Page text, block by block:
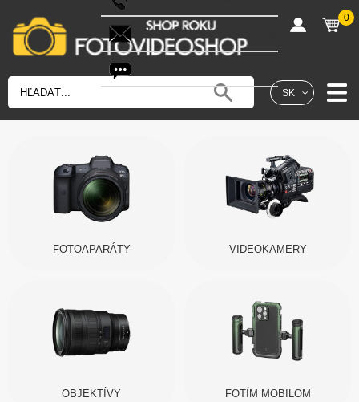
SK
shop@fotovideoshop.sk
0
FOTOAPARÁTY VIDEOKAMERY
OBJEKTÍVY FOTÍM MOBILOM